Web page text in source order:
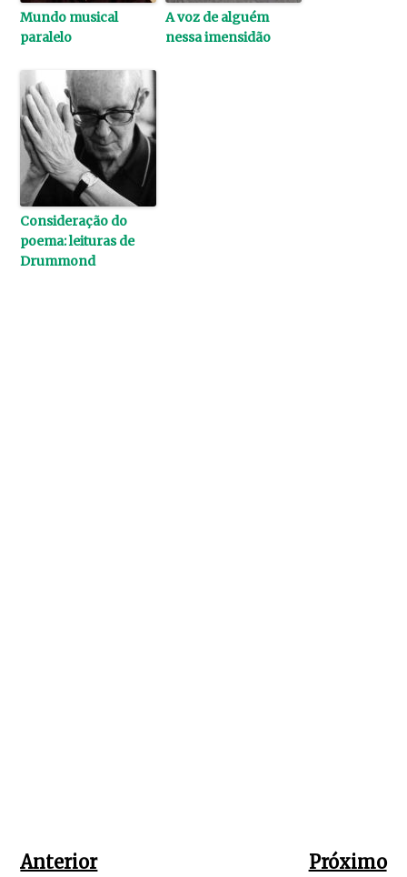
Mundo musical
paralelo
A voz de alguém
nessa imensidão
Consideração do
poema: leituras de
Drummond
Anterior Próximo